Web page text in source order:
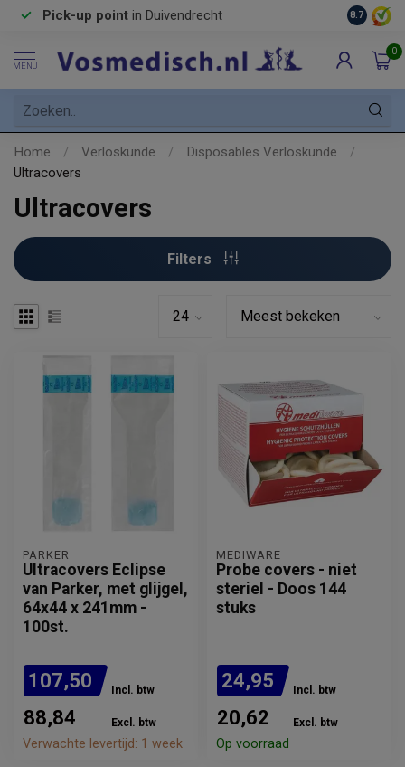
Pick-up point in Duivendrecht 8.7
MENU
0
Home / Verloskunde / Disposables Verloskunde
/
Ultracovers
Ultracovers
Filters
PARKER
Ultracovers Eclipse
van Parker, met glijgel,
64x44 x 241mm -
100st.
107,50 Incl. btw
88,84 Excl. btw
Verwachte levertijd: 1 week
MEDIWARE
Probe covers - niet
steriel - Doos 144
stuks
24,95 Incl. btw
20,62 Excl. btw
Op voorraad